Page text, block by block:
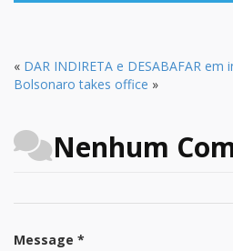
« DAR INDIRETA e DESABAFAR em
Bolsonaro takes office »
Nenhum
Message *